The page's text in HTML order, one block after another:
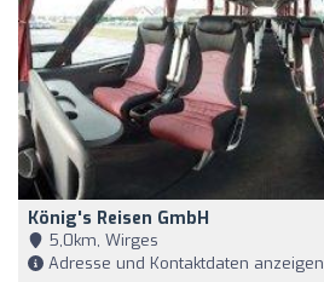
König's Reisen GmbH
5,0km, Wirges
Adresse und Kontaktdaten anzeigen